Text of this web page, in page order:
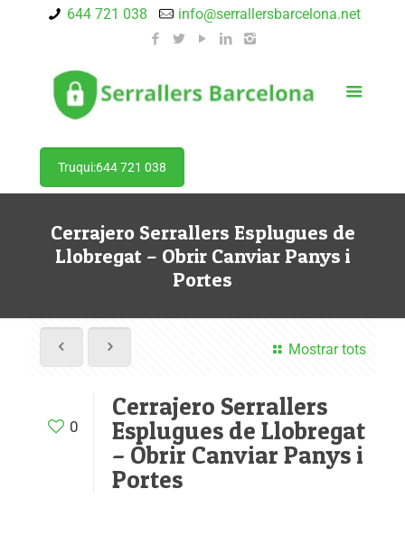
644 721 038 info@serrallersbarcelona.net
Truqui:644 721 038
Cerrajero Serrallers Esplugues de
Llobregat – Obrir Canviar Panys i
Portes
Mostrar tots
0
Cerrajero Serrallers
Esplugues de Llobregat
– Obrir Canviar Panys i
Portes